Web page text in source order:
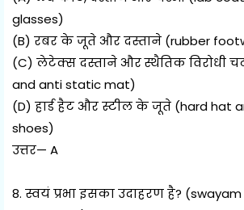
glasses)
(B) रबर के जूते और दस्ताने (rubber
(C) लेटेक्स दस्ताने और स्थैतिक विरोधी
and anti static mat)
(D) हार्ड हैट और स्टील के जूते (hard hat
shoes)
उत्तर— A
8. स्वयं प्रभा इसका उदाहरण है?